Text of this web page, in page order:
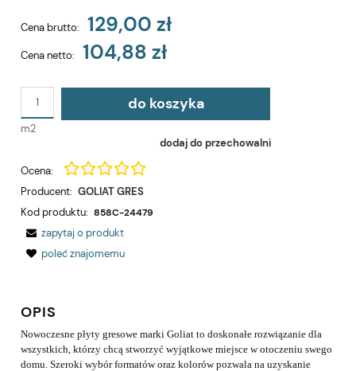
Cena brutto: 129,00 zł
Cena netto: 104,88 zł
m2
do koszyka
dodaj do przechowalni
Ocena:
Producent: GOLIAT GRES
Kod produktu: 858C-24479
zapytaj o produkt
poleć znajomemu
OPIS
Nowoczesne płyty gresowe marki Goliat to doskonałe rozwiązanie dla
wszystkich, którzy chcą stworzyć wyjątkowe miejsce w otoczeniu swego
domu. Szeroki wybór formatów oraz kolorów pozwala na uzyskanie